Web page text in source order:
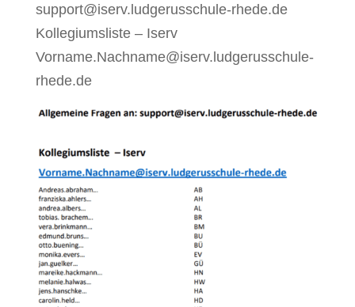
support@iserv.ludgerusschule-rhede.de
Kollegiumsliste – Iserv
Vorname.Nachname@iserv.ludgerusschule-
rhede.de